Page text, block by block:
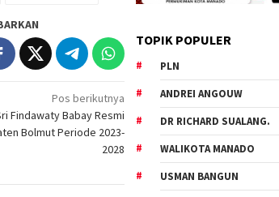
Pos berikutnya
Findawaty Babay Resmi
Bolmut Periode 2023-
2028
TOPIK POPULER
PLN
ANDREI ANGOUW
DR RICHARD SUALANG.
WALIKOTA MANADO
USMAN BANGUN